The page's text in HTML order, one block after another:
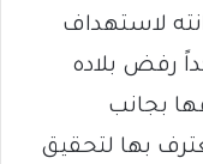
لاستهداف
رفض بلاده
بجانب
بها لتحقيق